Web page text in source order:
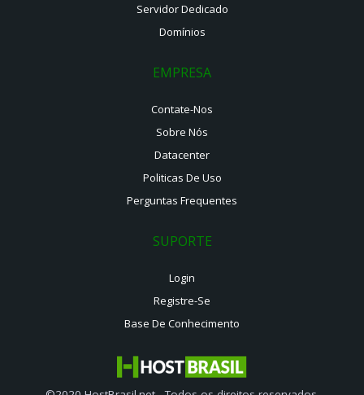
Servidor Dedicado
Domínios
EMPRESA
Contate-Nos
Sobre Nós
Datacenter
Politicas De Uso
Perguntas Frequentes
SUPORTE
Login
Registre-Se
Base De Conhecimento